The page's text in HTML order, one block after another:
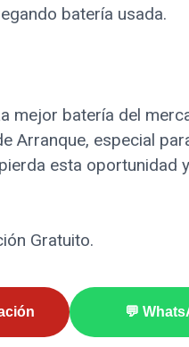
batería usada.
mejor batería del
Arranque, especial
esta oportunidad
Gratuito.
💬